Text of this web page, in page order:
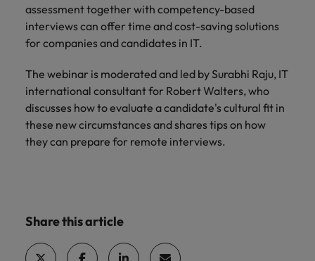
Stati Uniti
Vietnam
Italia
Giappone
Malesia
UK
Stati Uniti
Vietnam
assessment together with competency-based
interviews can offer time and cost-saving solutions
for companies and candidates in IT.
The webinar is moderated and led by Surabhi Raju, IT
international consultant for Robert Walters, who
discusses how to evaluate a candidate's cultural fit in
these new circumstances and shares tips on how
they can prepare for remote interviews.
Share this article